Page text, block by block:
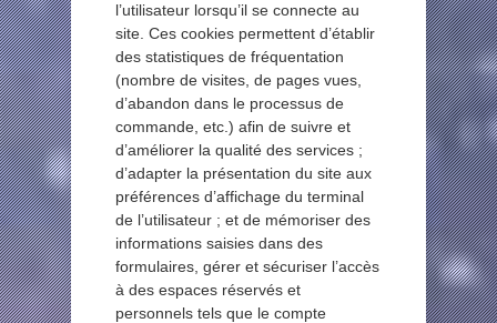
l’utilisateur lorsqu’il se connecte au
site. Ces cookies permettent d’établir
des statistiques de fréquentation
(nombre de visites, de pages vues,
d’abandon dans le processus de
commande, etc.) afin de suivre et
d’améliorer la qualité des services ;
d’adapter la présentation du site aux
préférences d’affichage du terminal
de l’utilisateur ; et de mémoriser des
informations saisies dans des
formulaires, gérer et sécuriser l’accès
à des espaces réservés et
personnels tels que le compte